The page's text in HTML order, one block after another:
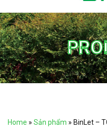
Home » Sản phẩm » BinLet –